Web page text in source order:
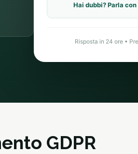
Hai dubbi? Parla
Risposta in 24 ore •
GDPR